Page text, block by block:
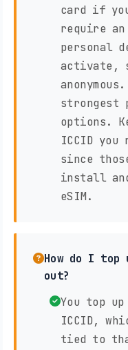
card if
require
personal
activate,
strongest
options.
ICCID
since
install
eSIM.
How do I top
out?
You top
ICCID,
tied to